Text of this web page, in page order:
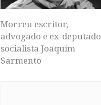
Morreu escritor,
advogado e ex-deputado
socialista Joaquim
Sarmento